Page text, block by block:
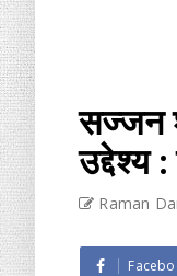
सज्जन
उद्देश्य :
Raman